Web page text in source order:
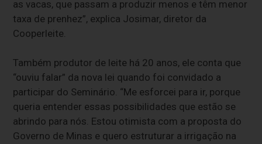
as vacas, que passam a produzir menos e têm menor
taxa de prenhez”, explica Josimar, diretor da
Cooperleite.
Também produtor de leite há 20 anos, ele conta que
“ouviu falar” da nova lei quando foi convidado a
participar do Seminário. “Me esforcei para ir, porque
queria entender essas possibilidades que estão se
abrindo para nós. Estou otimista com a proposta do
Governo de Minas e quero estruturar a irrigação na